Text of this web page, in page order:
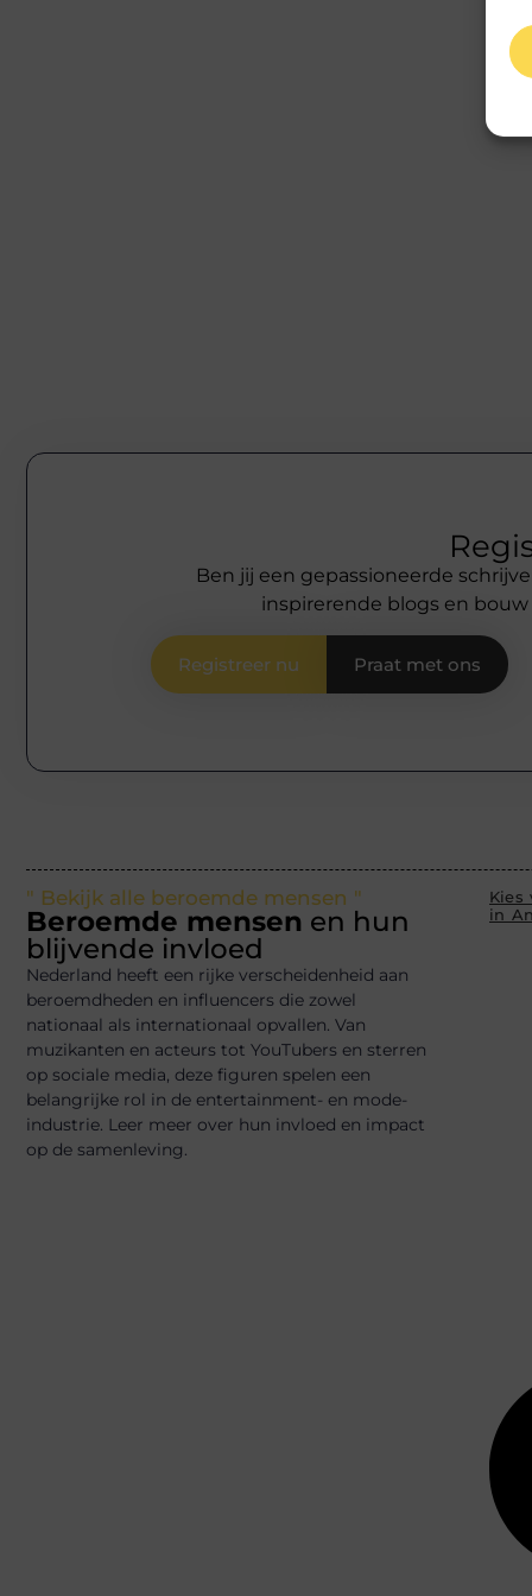
Ben jij een gepassioneerde
inspirerende blogs en
Registreer nu Praat met ons
" Bekijk alle beroemde mensen "
Beroemde mensen en hun
blijvende invloed
Nederland heeft een rijke verscheidenheid aan
beroemdheden en influencers die zowel
nationaal als internationaal opvallen. Van
muzikanten en acteurs tot YouTubers en sterren
op sociale media, deze figuren spelen een
belangrijke rol in de entertainment- en mode-
industrie. Leer meer over hun invloed en impact
op de samenleving.
Kies
in